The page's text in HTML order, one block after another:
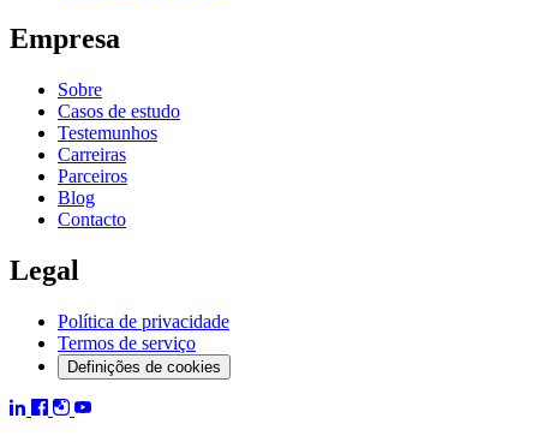
Empresa
Sobre
Casos de estudo
Testemunhos
Carreiras
Parceiros
Blog
Contacto
Legal
Política de privacidade
Termos de serviço
Definições de cookies